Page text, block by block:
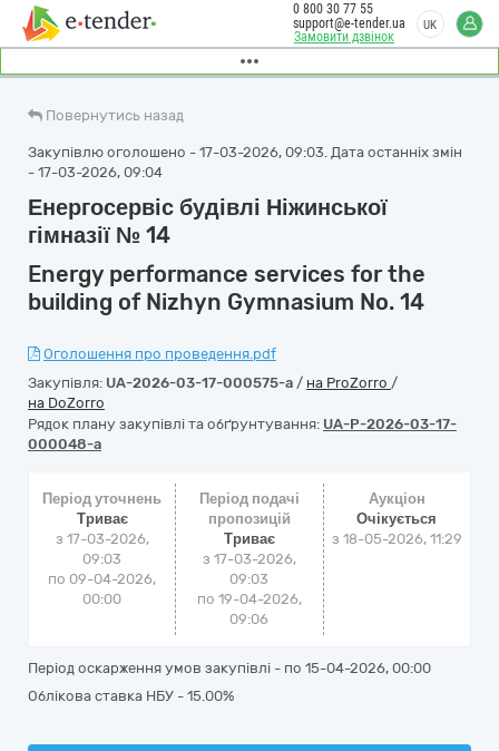
Замовити дзвінок
0 800 30 77 55
support@e-tender.ua
UK
Повернутись назад
Закупівлю оголошено - 17-03-2026, 09:03. Дата останніх змін
- 17-03-2026, 09:04
Енергосервіс будівлі Ніжинської
гімназії № 14
Energy performance services for the
building of Nizhyn Gymnasium No. 14
Оголошення про проведення.pdf
Закупівля: UA-2026-03-17-000575-a / на ProZorro /
на DoZorro
Рядок плану закупівлі та обґрунтування: UA-P-2026-03-17-
000048-a
Період уточнень
Триває
з 17-03-2026,
09:03
по 09-04-2026,
00:00
Період подачі
пропозицій
Триває
з 17-03-2026,
09:03
по 19-04-2026,
09:06
Аукціон
Очікується
з 18-05-2026, 11:29
Період оскарження умов закупівлі - по 15-04-2026, 00:00
Облікова ставка НБУ - 15.00%